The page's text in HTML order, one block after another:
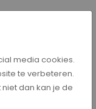
0 media cookies.
te verbeteren.
dan kan je de